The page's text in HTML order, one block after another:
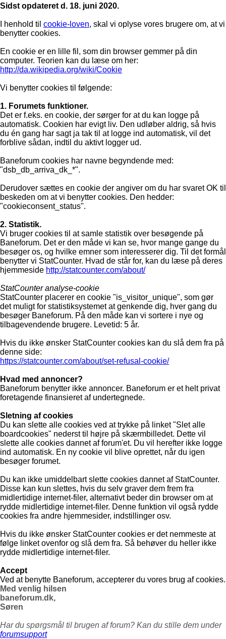
Sidst opdateret d. 18. juni 2020.
I henhold til cookie-loven, skal vi oplyse vores brugere om, at vi
benytter cookies.
En cookie er en lille fil, som din browser gemmer på din
computer. Teorien kan du læse om her:
http://da.wikipedia.org/wiki/Cookie
Vi benytter cookies til følgende:
1. Forumets funktioner.
Det er f.eks. en cookie, der sørger for at du kan logge på
automatisk. Cookien har evigt liv. Den udløber aldrig, så hvis
du én gang har sagt ja tak til at logge ind automatisk, vil det
forblive sådan, indtil du aktivt logger ud.
Baneforum cookies har navne begyndende med:
"dsb_db_arriva_dk_*".
Derudover sættes en cookie der angiver om du har svaret OK til
beskeden om at vi benytter cookies. Den hedder:
"cookieconsent_status".
2. Statistik.
Vi bruger cookies til at samle statistik over besøgende på
Baneforum. Det er den måde vi kan se, hvor mange gange du
besøger os, og hvilke emner som interesserer dig. Til det formål
benytter vi StatCounter. Hvad de står for, kan du læse på deres
hjemmeside http://statcounter.com/about/
StatCounter analyse-cookie
StatCounter placerer en cookie "is_visitor_unique", som gør
det muligt for statistiksystemet at genkende dig, hver gang du
besøger Baneforum. På den måde kan vi sortere i nye og
tilbagevendende brugere. Levetid: 5 år.
Hvis du ikke ønsker StatCounter cookies kan du slå dem fra på
denne side:
https://statcounter.com/about/set-refusal-cookie/
Hvad med annoncer?
Baneforum benytter ikke annoncer. Baneforum er et helt privat
foretagende finansieret af undertegnede.
Sletning af cookies
Du kan slette alle cookies ved at trykke på linket "Slet alle
boardcookies" nederst til højre på skærmbilledet. Dette vil
slette alle cookies dannet af forum'et. Du vil herefter ikke logge
ind automatisk. En ny cookie vil blive oprettet, når du igen
besøger forumet.
Du kan ikke umiddelbart slette cookies dannet af StatCounter.
Disse kan kun slettes, hvis du selv graver dem frem fra
midlertidige internet-filer, alternativt beder din browser om at
rydde midlertidige internet-filer. Denne funktion vil også rydde
cookies fra andre hjemmesider, indstillinger osv.
Hvis du ikke ønsker StatCounter cookies er det nemmeste at
følge linket ovenfor og slå dem fra. Så behøver du heller ikke
rydde midlertidige internet-filer.
Accept
Ved at benytte Baneforum, accepterer du vores brug af cookies.
Med venlig hilsen
baneforum.dk,
Søren
Har du spørgsmål til brugen af forum? Kan du stille dem under
forumsupport